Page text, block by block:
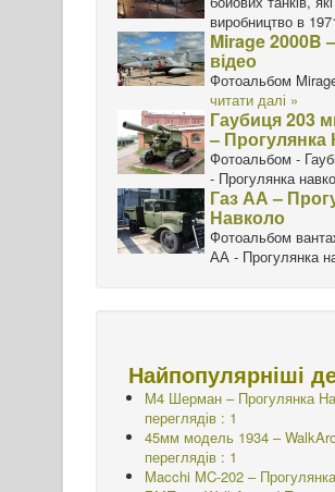
виробництво в
Mirage 2000B
відео
Фотоальбом
читати далі »
Гаубиця 203
– Прогулянка
Фотоальбом -
- Прогулянка
Газ АА –
Навколо
Фотоальбом
АА - Прогулянка
Найпопулярніші
M4 Шерман – Прогулянка
переглядів : 1
45мм модель 1934 –
переглядів : 1
Macchi MC-202 –